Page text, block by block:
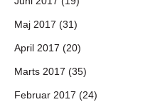
Maj 2017 (31)
April 2017 (20)
Marts 2017 (35)
Februar 2017 (24)